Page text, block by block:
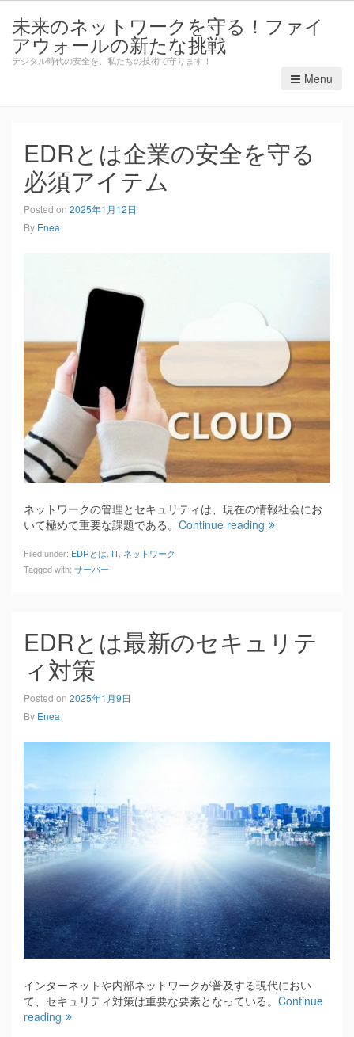
未来のネットワークを守る！ファイ
アウォールの新たな挑戦
デジタル時代の安全を、私たちの技術で守ります！
Menu
EDRとは企業の安全を守る
必須アイテム
Posted on 2025年1月12日
By Enea
ネットワークの管理とセキュリティは、現在の情報社会にお
いて極めて重要な課題である。 Continue reading
Filed under: EDRとは IT, ネットワーク
Tagged with: サーバー
EDRとは最新のセキュリテ
ィ対策
Posted on 2025年1月9日
By Enea
インターネットや内部ネットワークが普及する現代におい
て、セキュリティ対策は重要な要素となっている。 Continue
reading